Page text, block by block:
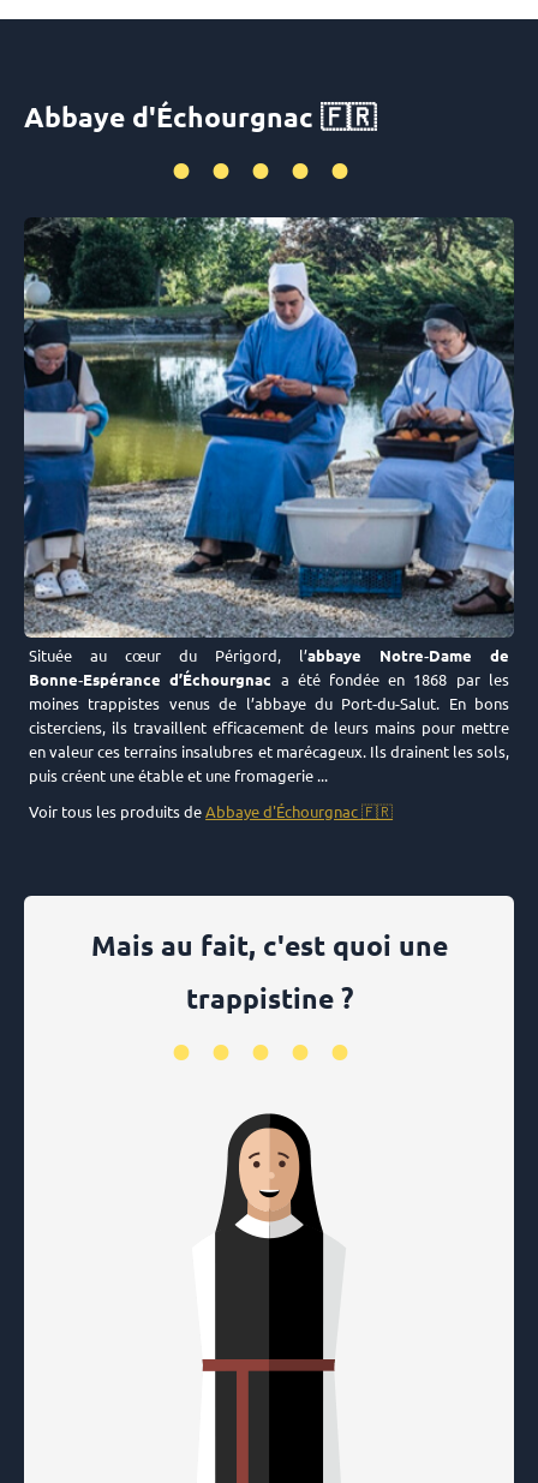
Abbaye d'Échourgnac 🇫🇷
•••••
Située au cœur du Périgord, l’abbaye Notre‑Dame de
Bonne‑Espérance d’Échourgnac a été fondée en 1868 par les
moines trappistes venus de l’abbaye du Port‑du-Salut. En bons
cisterciens, ils travaillent efficacement de leurs mains pour mettre
en valeur ces terrains insalubres et marécageux. Ils drainent les sols,
puis créent une étable et une fromagerie ...
Voir tous les produits deAbbaye d'Échourgnac 🇫🇷
Mais au fait, c'est quoi une
trappistine ?
•••••